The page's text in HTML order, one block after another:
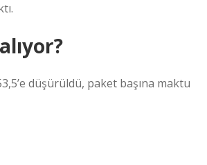
düşürüldü, paket başına maktu